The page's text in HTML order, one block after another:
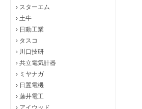
› スターエム
› 土牛
› 日動工業
› タスコ
› 川口技研
› 共立電気計器
› ミヤナガ
› 日置電機
› 藤井電工
› アイウッド